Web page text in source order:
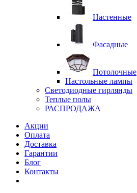
Настенные
Фасадные
Потолочные
Настольные лампы
Светодиодные гирлянды
Теплые полы
РАСПРОДАЖА
Акции
Оплата
Доставка
Гарантии
Блог
Контакты